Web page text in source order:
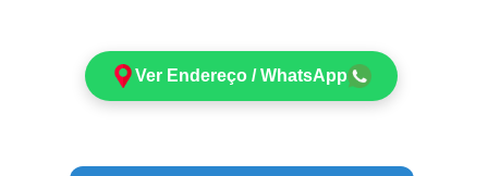
Ver Endereço / WhatsApp